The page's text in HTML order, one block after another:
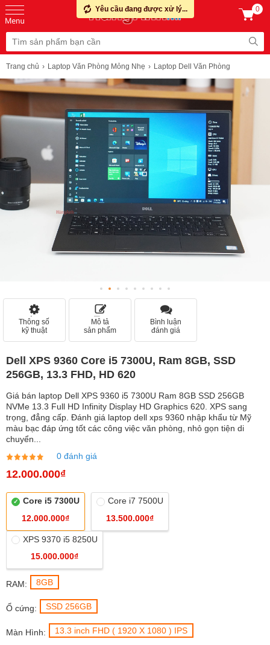
0
Trang chủ Laptop Văn Phòng Mỏng Nhẹ Laptop Dell Văn Phòng
Thông số
kỹ thuật
Mô tả
sản phẩm
Bình luận
đánh giá
Dell XPS 9360 Core i5 7300U, Ram 8GB, SSD
256GB, 13.3 FHD, HD 620
Giá bán laptop Dell XPS 9360 i5 7300U Ram 8GB SSD 256GB
NVMe 13.3 Full HD Infinity Display HD Graphics 620. XPS sang
trọng, đẳng cấp. Đánh giá laptop dell xps 9360 nhập khẩu từ Mỹ
màu bạc đáp ứng tốt các công việc văn phòng, nhỏ gọn tiện di
chuyển...
0 đánh giá
12.000.000₫
Core i5 7300U
12.000.000₫
Core i7 7500U
13.500.000₫
XPS 9370 i5 8250U
15.000.000₫
RAM: 8GB
Ổ cứng: SSD 256GB
Màn Hình: 13.3 inch FHD ( 1920 X 1080 ) IPS
Yêu cầu đang được xử lý...